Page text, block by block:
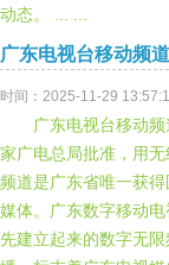
动态。 ... ...
广东电视台移动频
时间：2025-11-29
广东电视台移动
家广电总局批准，用
频道是广东省唯一获
媒体。广东数字移动
先建立起来的数字无